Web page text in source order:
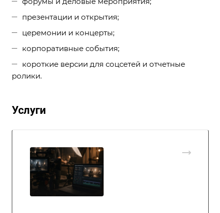
презентации и открытия;
церемонии и концерты;
корпоративные события;
короткие версии для соцсетей и отчетные
ролики.
Услуги